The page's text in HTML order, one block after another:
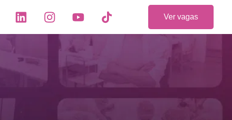
Ver vagas